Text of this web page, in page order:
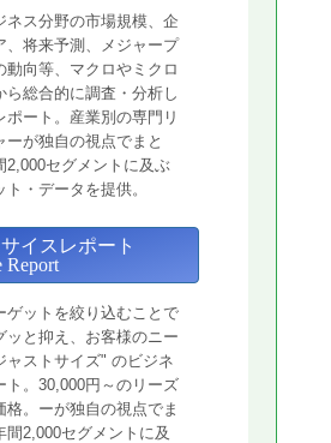
ネス分野の市場規模、企
、将来予測、メジャープ
動向等、マクロやミクロ
ら総合的に調査・分析し
ポート。産業別の専門リ
ーが独自の視点でまと
2,000セグメントに及ぶ
ト・データを提供。
イスレポート
Report
ゲットを絞り込むことで
ッと抑え、お客様のニー
ャストサイズ" のビジネ
ト。30,000円～のリーズ
格。ーが独自の視点でま
間2,000セグメントに及